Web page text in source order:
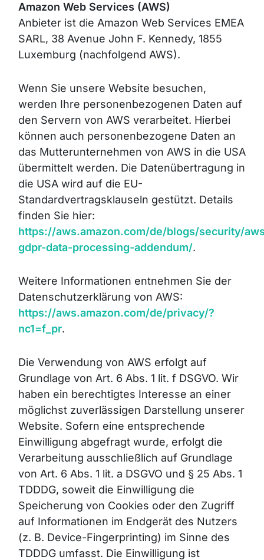
Amazon Web Services (AWS)
Anbieter ist die Amazon Web Services EMEA
SARL, 38 Avenue John F. Kennedy, 1855
Luxemburg (nachfolgend AWS).
Wenn Sie unsere Website besuchen,
werden Ihre personenbezogenen Daten auf
den Servern von AWS verarbeitet. Hierbei
können auch personenbezogene Daten an
das Mutterunternehmen von AWS in die USA
übermittelt werden. Die Datenübertragung in
die USA wird auf die EU-
Standardvertragsklauseln gestützt. Details
finden Sie hier:
https://aws.amazon.com/de/blogs/security/
gdpr-data-processing-addendum/.
Weitere Informationen entnehmen Sie der
Datenschutzerklärung von AWS:
https://aws.amazon.com/de/privacy/?
nc1=f_pr.
Die Verwendung von AWS erfolgt auf
Grundlage von Art. 6 Abs. 1 lit. f DSGVO. Wir
haben ein berechtigtes Interesse an einer
möglichst zuverlässigen Darstellung unserer
Website. Sofern eine entsprechende
Einwilligung abgefragt wurde, erfolgt die
Verarbeitung ausschließlich auf Grundlage
von Art. 6 Abs. 1 lit. a DSGVO und § 25 Abs. 1
TDDDG, soweit die Einwilligung die
Speicherung von Cookies oder den Zugriff
auf Informationen im Endgerät des Nutzers
(z. B. Device-Fingerprinting) im Sinne des
TDDDG umfasst. Die Einwilligung ist